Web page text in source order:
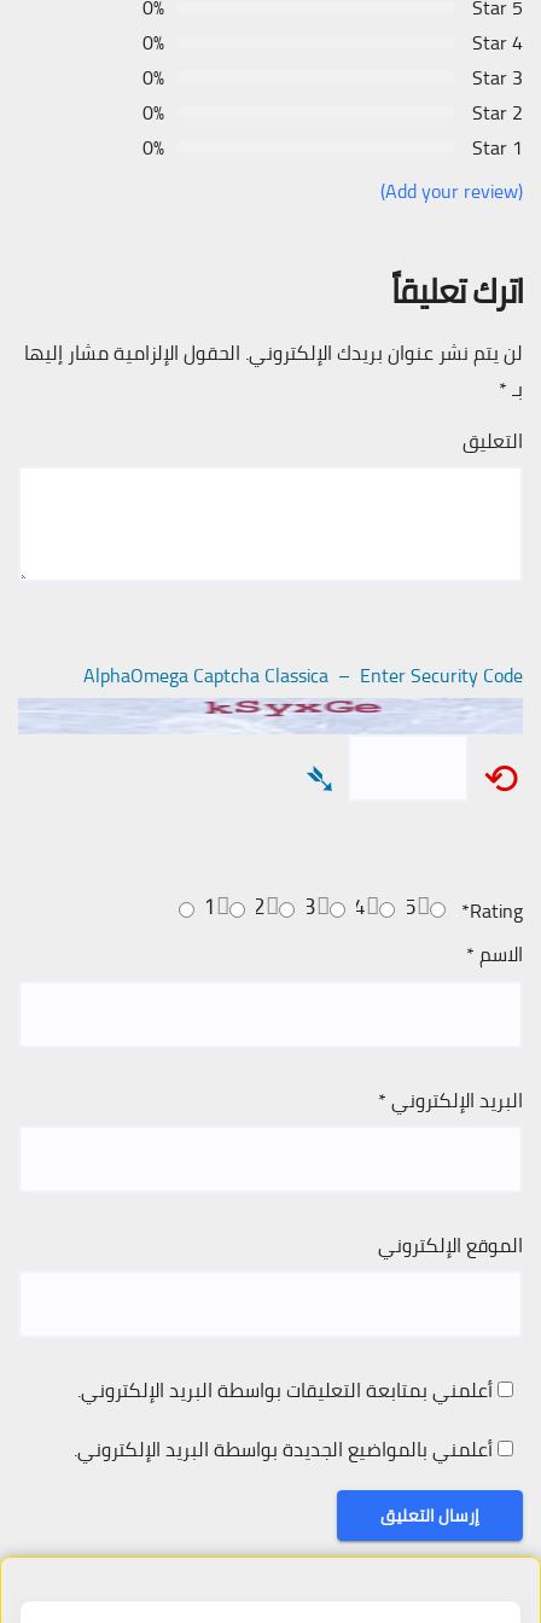
5 Star
0%
4 Star
0%
3 Star
0%
2 Star
0%
1 Star
0%
(Add your review)
اترك تعليقاً
لن يتم نشر عنوان بريدك الإلكتروني. الحقول الإلزامية مشار إليها
بـ*
التعليق
AlphaOmega Captcha Classica – Enter Security Code
⟲
➴
Rating
*
5
4
3
2
1
الاسم*
البريد الإلكتروني*
الموقع الإلكتروني
أعلمني بمتابعة التعليقات بواسطة البريد الإلكتروني.
أعلمني بالمواضيع الجديدة بواسطة البريد الإلكتروني.